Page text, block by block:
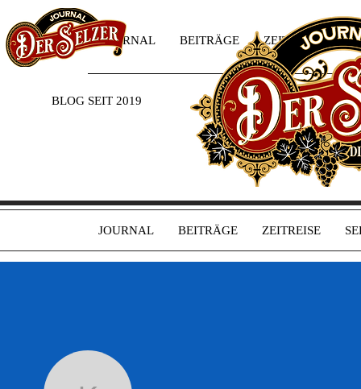
JOURNAL BEITRÄGE ZEITREISE
JOURNAL BEITRÄGE ZEITREISE
BLOG SEIT 2019